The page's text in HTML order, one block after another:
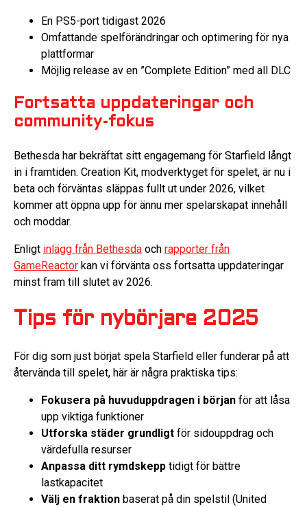
En PS5-port tidigast 2026
Omfattande spelförändringar och optimering för nya
plattformar
Möjlig release av en ”Complete Edition” med all DLC
Fortsatta uppdateringar och
community-fokus
Bethesda har bekräftat sitt engagemang för Starfield långt
in i framtiden. Creation Kit, modverktyget för spelet, är nu i
beta och förväntas släppas fullt ut under 2026, vilket
kommer att öppna upp för ännu mer spelarskapat innehåll
och moddar.
Enligt inlägg från Bethesda och rapporter från
GameReactor kan vi förvänta oss fortsatta uppdateringar
minst fram till slutet av 2026.
Tips för nybörjare 2025
För dig som just börjat spela Starfield eller funderar på att
återvända till spelet, här är några praktiska tips:
Fokusera på huvuduppdragen i början för att låsa
upp viktiga funktioner
Utforska städer grundligt för sidouppdrag och
värdefulla resurser
Anpassa ditt rymdskepp tidigt för bättre
lastkapacitet
Välj en fraktion baserat på din spelstil (United